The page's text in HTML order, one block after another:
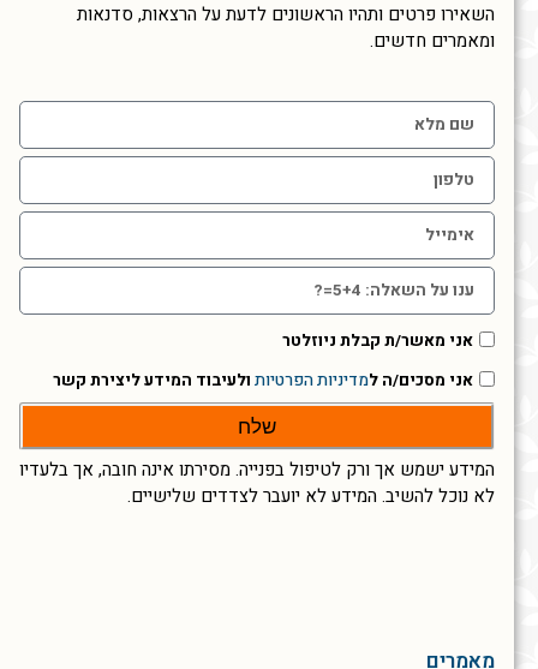
השאירו פרטים ותהיו הראשונים לדעת על הרצאות, סדנאות
ומאמרים חדשים.
אני מאשר/ת קבלת ניוזלטר
אני מסכים/ה למדיניות הפרטיות ולעיבוד המידע ליצירת קשר
שלח
המידע ישמש אך ורק לטיפול בפנייה. מסירתו אינה חובה, אך בלעדיו
לא נוכל להשיב. המידע לא יועבר לצדדים שלישיים.
מאמרים